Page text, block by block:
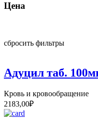
Цена
сбросить фильтры
Адуцил таб.
Кровь и кровообращение
2183,00₽